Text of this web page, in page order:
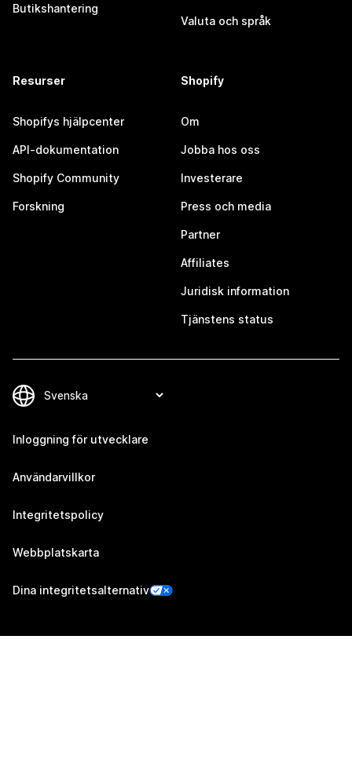
Butikshantering
Valuta och språk
Resurser
Shopifys hjälpcenter
API-dokumentation
Shopify Community
Forskning
Shopify
Om
Jobba hos oss
Investerare
Press och media
Partner
Affiliates
Juridisk information
Tjänstens status
Inloggning för utvecklare
Användarvillkor
Integritetspolicy
Webbplatskarta
Dina integritetsalternativ